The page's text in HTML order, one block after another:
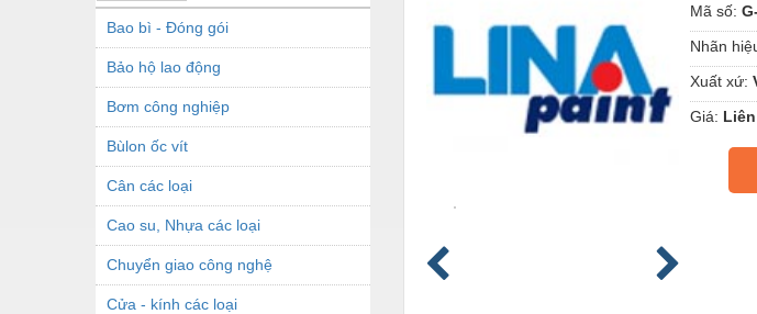
Bao bì - Đóng gói
Bảo hộ lao động
Bơm công nghiệp
Bùlon ốc vít
Cân các loại
Cao su, Nhựa các loại
Chuyển giao công nghệ
Cửa - kính các loại
Mã số:
Nhãn
Xuất xứ:
Giá: